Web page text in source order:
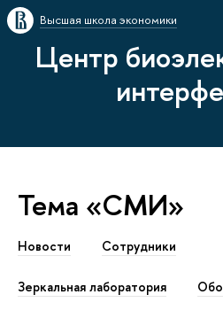
Высшая школа экономики
Центр
Тема «СМИ»
Новости Сотрудники
Зеркальная лаборатория